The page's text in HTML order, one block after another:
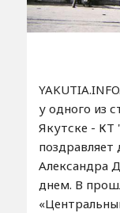
у одного из
Якутске - КТ
поздравляет
Александра
днем. В